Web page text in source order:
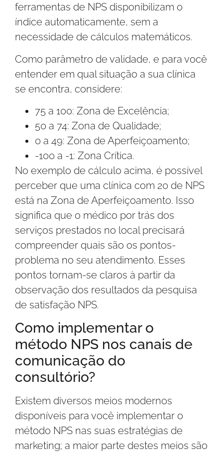
ferramentas de NPS disponibilizam o
índice automaticamente, sem a
necessidade de cálculos matemáticos.
Como parâmetro de validade, e para você
entender em qual situação a sua clínica
se encontra, considere:
75 a 100: Zona de Excelência;
50 a 74: Zona de Qualidade;
0 a 49: Zona de Aperfeiçoamento;
-100 a -1: Zona Crítica.
No exemplo de cálculo acima, é possível
perceber que uma clínica com 20 de NPS
está na Zona de Aperfeiçoamento. Isso
significa que o médico por trás dos
serviços prestados no local precisará
compreender quais são os pontos-
problema no seu atendimento. Esses
pontos tornam-se claros à partir da
observação dos resultados da pesquisa
de satisfação NPS.
Como implementar o
método NPS nos canais de
comunicação do
consultório?
Existem diversos meios modernos
disponíveis para você implementar o
método NPS nas suas estratégias de
marketing; a maior parte destes meios são